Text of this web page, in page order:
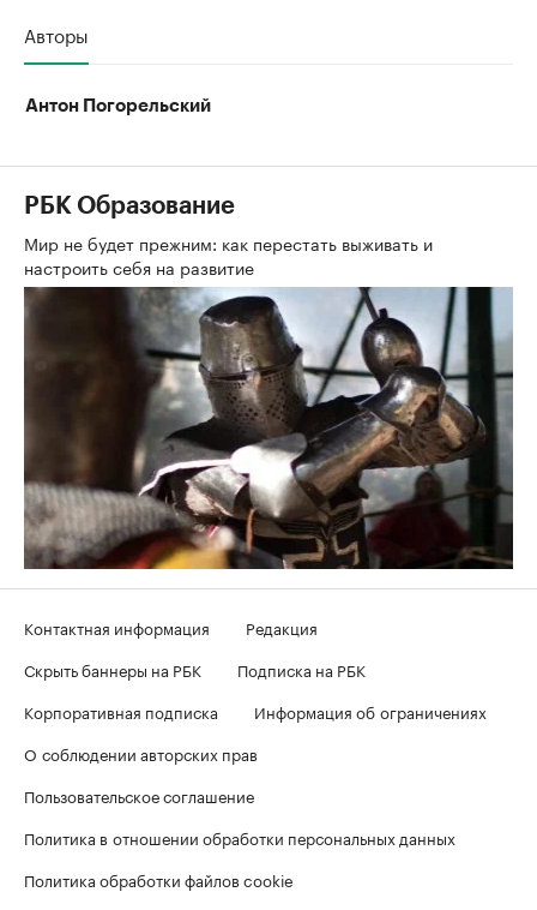
Авторы
Антон Погорельский
РБК Образование
Мир не будет прежним: как перестать выживать и
настроить себя на развитие
Контактная информация
Редакция
Скрыть баннеры на РБК
Подписка на РБК
Корпоративная подписка
Информация об ограничениях
О соблюдении авторских прав
Пользовательское соглашение
Политика в отношении обработки персональных данных
Политика обработки файлов cookie